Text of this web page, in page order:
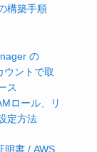
構築手順
の
ウントで取
ス
ロール、リ
定方法
明書 / AWS